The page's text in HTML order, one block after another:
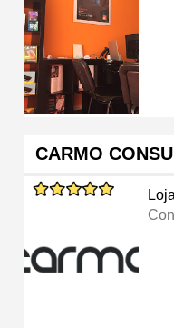
CARMO